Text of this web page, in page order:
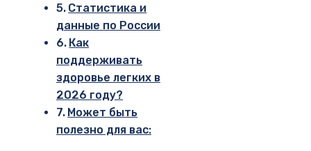
Статистика и
данные по России
Как
поддерживать
здоровье легких в
2026 году?
Может быть
полезно для вас: